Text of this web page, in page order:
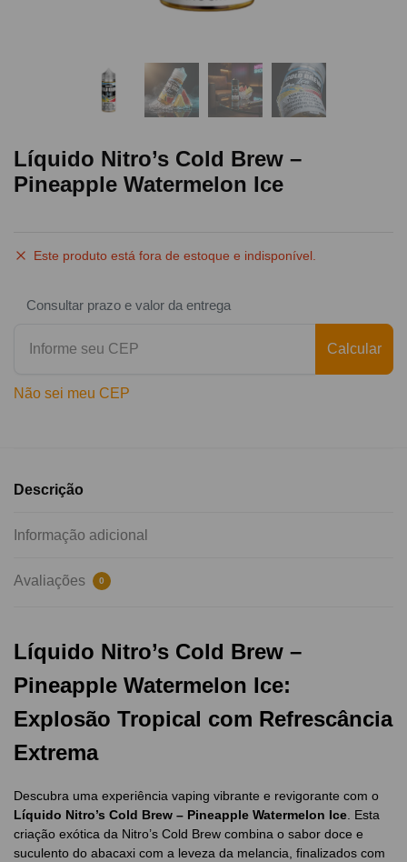
Líquido Nitro’s Cold Brew –
Pineapple Watermelon Ice
Este produto está fora de estoque e indisponível.
Consultar prazo e valor da entrega
Calcular
Não sei meu CEP
Descrição
Informação adicional
Avaliações 0
Líquido Nitro’s Cold Brew –
Pineapple Watermelon Ice:
Explosão Tropical com Refrescância
Extrema
Descubra uma experiência vaping vibrante e revigorante com o
Líquido Nitro’s Cold Brew – Pineapple Watermelon Ice. Esta
criação exótica da Nitro’s Cold Brew combina o sabor doce e
suculento do abacaxi com a leveza da melancia, finalizados com